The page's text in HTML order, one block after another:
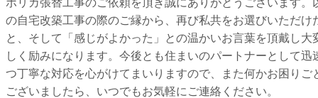
ポリカ張替工事のご依頼を頂き誠にありがとうございます。
の自宅改築工事の際のご縁から、再び私共をお選びいただけ
と、そして「感じがよかった」との温かいお言葉を頂戴し大
しく励みになります。今後とも住まいのパートナーとして迅
つ丁寧な対応を心がけてまいりますので、また何かお困りご
ございましたら、いつでもお気軽にご連絡ください。